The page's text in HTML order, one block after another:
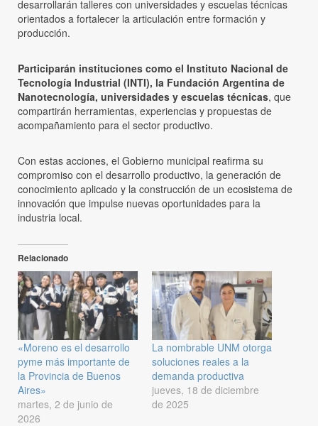
desarrollarán talleres con universidades y escuelas técnicas
orientados a fortalecer la articulación entre formación y
producción.
Participarán instituciones como el Instituto Nacional de
Tecnología Industrial (INTI), la Fundación Argentina de
Nanotecnología, universidades y escuelas técnicas, que
compartirán herramientas, experiencias y propuestas de
acompañamiento para el sector productivo.
Con estas acciones, el Gobierno municipal reafirma su
compromiso con el desarrollo productivo, la generación de
conocimiento aplicado y la construcción de un ecosistema de
innovación que impulse nuevas oportunidades para la
industria local.
Relacionado
«Moreno es el desarrollo
pyme más importante de
la Provincia de Buenos
Aires»
martes, 2 de junio de
2026
La nombrable UNM otorga
soluciones reales a la
demanda productiva
jueves, 18 de diciembre
de 2025